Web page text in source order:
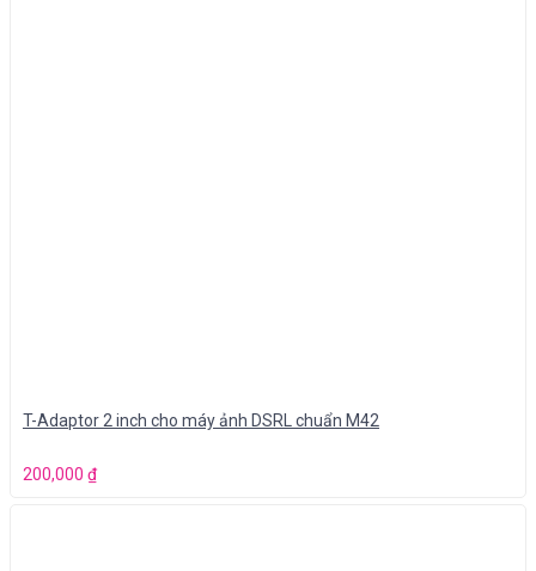
T-Adaptor 2 inch cho máy ảnh DSRL chuẩn M42
200,000 ₫